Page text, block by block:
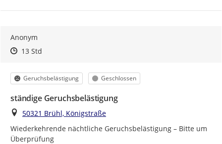
Anonym
Zeitpunkt des Erstellens
Zeitpunkt des Erstellens
13 StdZur Äußerung
Kategorie
Geruchsbelästigung Status
Geschlossen
ständige Geruchsbelästigung
Ort
50321 Brühl, Königstraße
Wiederkehrende nächtliche Geruchsbelästigung – Bitte um
Überprüfung